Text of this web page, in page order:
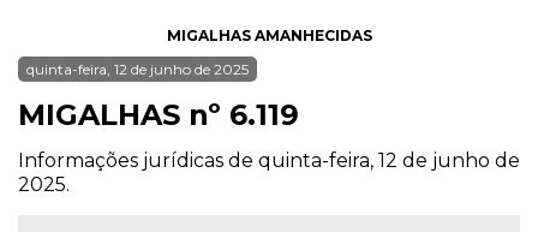
MIGALHAS AMANHECIDAS
quinta-feira, 12 de junho de 2025
MIGALHAS nº 6.119
Informações jurídicas de quinta-feira, 12 de junho de
2025.